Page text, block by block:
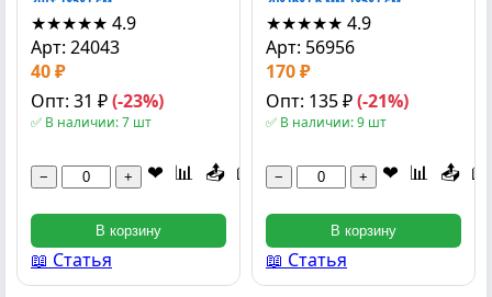
★★★★★ 4.9
Арт: 24043
40 ₽
Опт: 31 ₽(-23%)
✅ В наличии: 7 шт
− + ❤ 📊 📤 📖
В корзину
📖 Статья
★★★★★ 4.9
Арт: 56956
170 ₽
Опт: 135 ₽(-21%)
✅ В наличии: 9 шт
− + ❤ 📊 📤 📖
В корзину
📖 Статья